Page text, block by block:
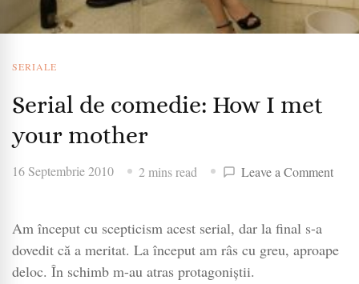
SERIALE
Serial de comedie: How I met
your mother
16 Septembrie 2010 2 mins read Leave a Commenton
How
Am început cu scepticism acest serial, dar la final s-a
dovedit că a meritat. La început am râs cu greu, aproape
deloc. În schimb m-au atras protagoniştii.